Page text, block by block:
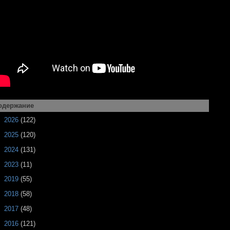
2026(122)
2025(120)
2024(131)
2023(11)
2019(55)
2018(58)
2017(48)
2016(121)